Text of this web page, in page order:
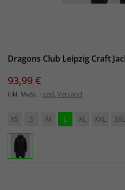
Dragons Club Leipzig Craft
Preis
93,99 €
inkl. MwSt. zzgl. Versand
XS S M L XL XXL 3XL